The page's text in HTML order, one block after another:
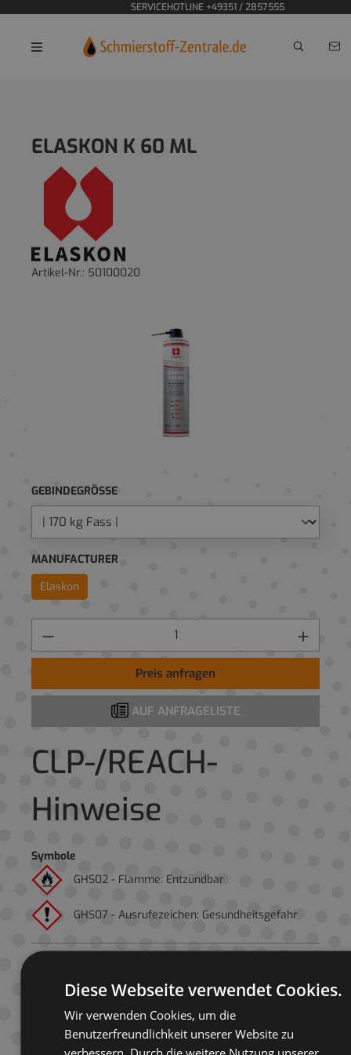
SERVICEHOTLINE +49351 / 2857555
ELASKON K 60 ML
Artikel-Nr.: 50100020
GEBINDEGRÖSSE
MANUFACTURER
Elaskon
Preis anfragen
AUF ANFRAGELISTE
CLP-/REACH-
Hinweise
Symbole
GHS02 - Flamme: Entzündbar
GHS07 - Ausrufezeichen: Gesundheitsgefahr
Signalwort
Gefahrenhinweise
EUH066: Wiederholter Kontakt kann zu spröder oder
rissiger Haut führen. H226: Flüssigkeit und Dampf
Diese Webseite verwendet Cookies.
Wir verwenden Cookies, um die
Benutzerfreundlichkeit unserer Website zu